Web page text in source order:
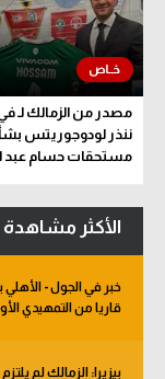
مصدر من الزمالك لـ
ننذر لودوجوريتس
مستحقات حسام عبد
الأكثر مشاهدة
قاريا من التمهيدي
بيزيرا: الزمالك لم